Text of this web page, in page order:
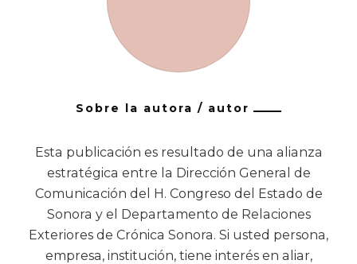
Sobre la autora / autor
Esta publicación es resultado de una alianza
estratégica entre la Dirección General de
Comunicación del H. Congreso del Estado de
Sonora y el Departamento de Relaciones
Exteriores de Crónica Sonora. Si usted persona,
empresa, institución, tiene interés en aliar,